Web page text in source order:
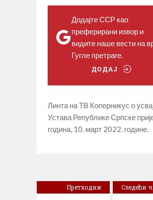
Додајте ССР као
преферирани извор и
видите наше вести на
Гугле претраге.
ДОДАЈ
Линта на ТВ Коперникус о
Устава Републике Српске
година, 10. март 2022. године.
Претходни
Следећи